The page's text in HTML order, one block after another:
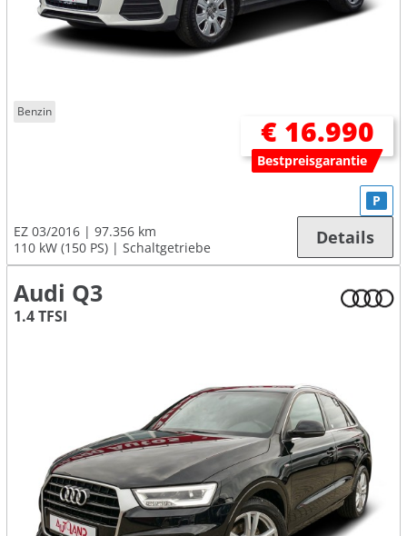
Benzin
€ 16.990
Bestpreisgarantie
EZ 03/2016
97.356 km
110 kW (150 PS)
Schaltgetriebe
P
Details
Audi Q3
1.4 TFSI